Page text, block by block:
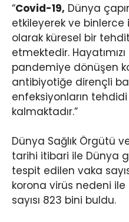
“Covid-19, Dünya
etkileyerek ve binlerce
olarak küresel bir
etmektedir.
pandemiye dönüşen
antibiyotiğe dirençli
enfeksiyonların
kalmaktadır.”
Dünya Sağlık Örgütü
tarihi itibari ile Dünya
tespit edilen vaka
korona virüs nedeni ile
sayısı 823 bini buldu.